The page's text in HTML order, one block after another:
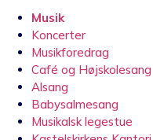
Musik
Koncerter
Musikforedrag
Café og Højskolesang
Alsang
Babysalmesang
Musikalsk legestue